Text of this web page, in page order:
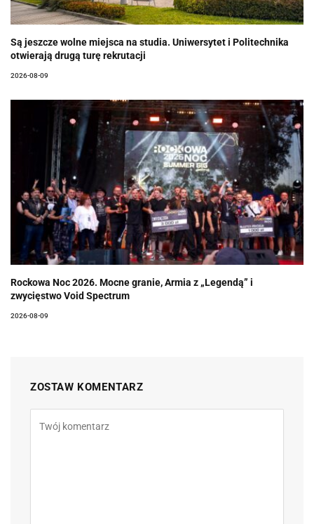
Są jeszcze wolne miejsca na studia. Uniwersytet i Politechnika
otwierają drugą turę rekrutacji
2026-08-09
Rockowa Noc 2026. Mocne granie, Armia z „Legendą” i
zwycięstwo Void Spectrum
2026-08-09
ZOSTAW KOMENTARZ